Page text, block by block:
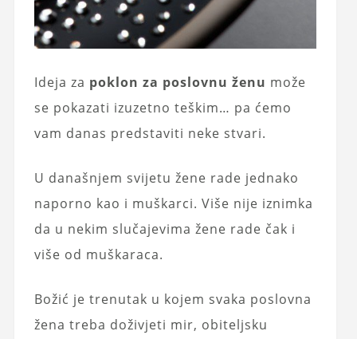
Ideja za poklon za poslovnu ženu može
se pokazati izuzetno teškim… pa ćemo
vam danas predstaviti neke stvari.
U današnjem svijetu žene rade jednako
naporno kao i muškarci. Više nije iznimka
da u nekim slučajevima žene rade čak i
više od muškaraca.
Božić je trenutak u kojem svaka poslovna
žena treba doživjeti mir, obiteljsku